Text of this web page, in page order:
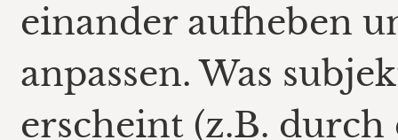
einander aufheben
anpassen. Was
erscheint (z.B. durch